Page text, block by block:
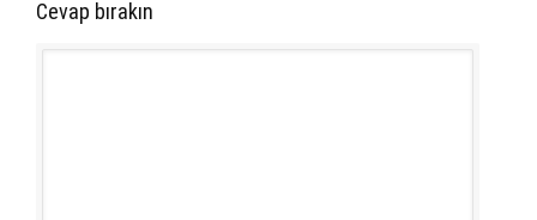
Cevap bırakın